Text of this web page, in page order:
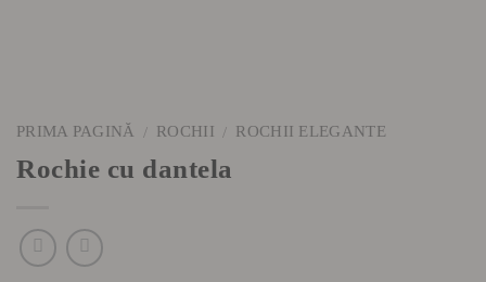
PRIMA PAGINĂ / ROCHII / ROCHII ELEGANTE
Rochie cu dantela